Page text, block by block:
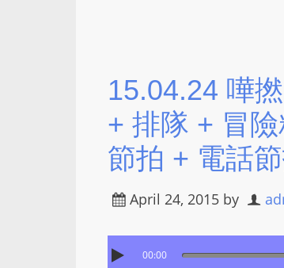
15.04.24 嘩
+ 排隊 + 冒
節拍 + 電話
April 24, 2015 by
00:00